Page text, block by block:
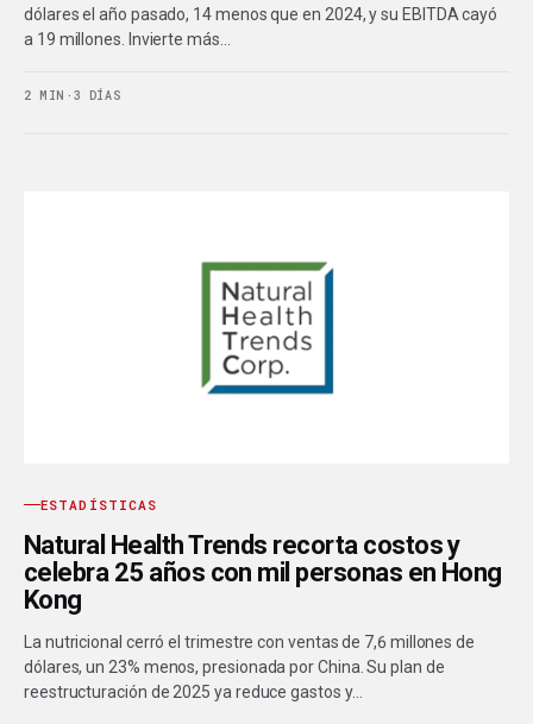
dólares el año pasado, 14 menos que en 2024, y su EBITDA cayó
a 19 millones. Invierte más…
2 MIN · 3 DÍAS
ESTADÍSTICAS
Natural Health Trends recorta costos y
celebra 25 años con mil personas en Hong
Kong
La nutricional cerró el trimestre con ventas de 7,6 millones de
dólares, un 23% menos, presionada por China. Su plan de
reestructuración de 2025 ya reduce gastos y…